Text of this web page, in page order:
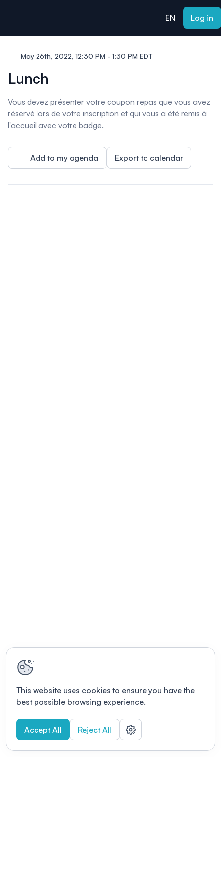
EN
Log in
May 26th, 2022, 12:30 PM - 1:30 PM EDT
Lunch
Vous devez présenter votre coupon repas que vous avez
réservé lors de votre inscription et qui vous a été remis à
l'accueil avec votre badge.
Add to my agenda Export to calendar
This website uses cookies to ensure you have the
best possible browsing experience.
Accept All Reject All